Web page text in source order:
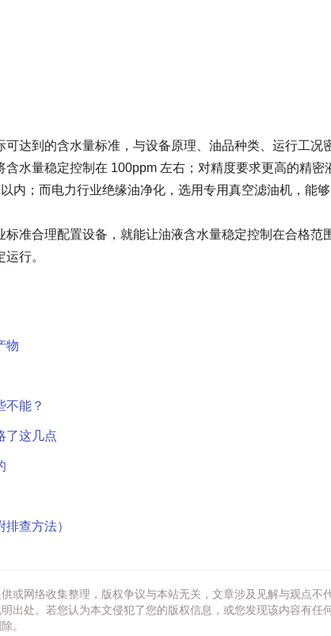
达到的含水量标准，与设备原理、油品种类、运行工况
水量稳定控制在 100ppm 左右；对精度要求更高的精密
内；而电力行业绝缘油净化，选用专用真空滤油机，能
准合理配置设备，就能让油液含水量稳定控制在合格范
行。
物
不能？
了这几点
查方法）
或网络收集整理，版权争议与本站无关，文章涉及见解与观点不
出处。若您认为本文侵犯了您的版权信息，或您发现该内容有任
。